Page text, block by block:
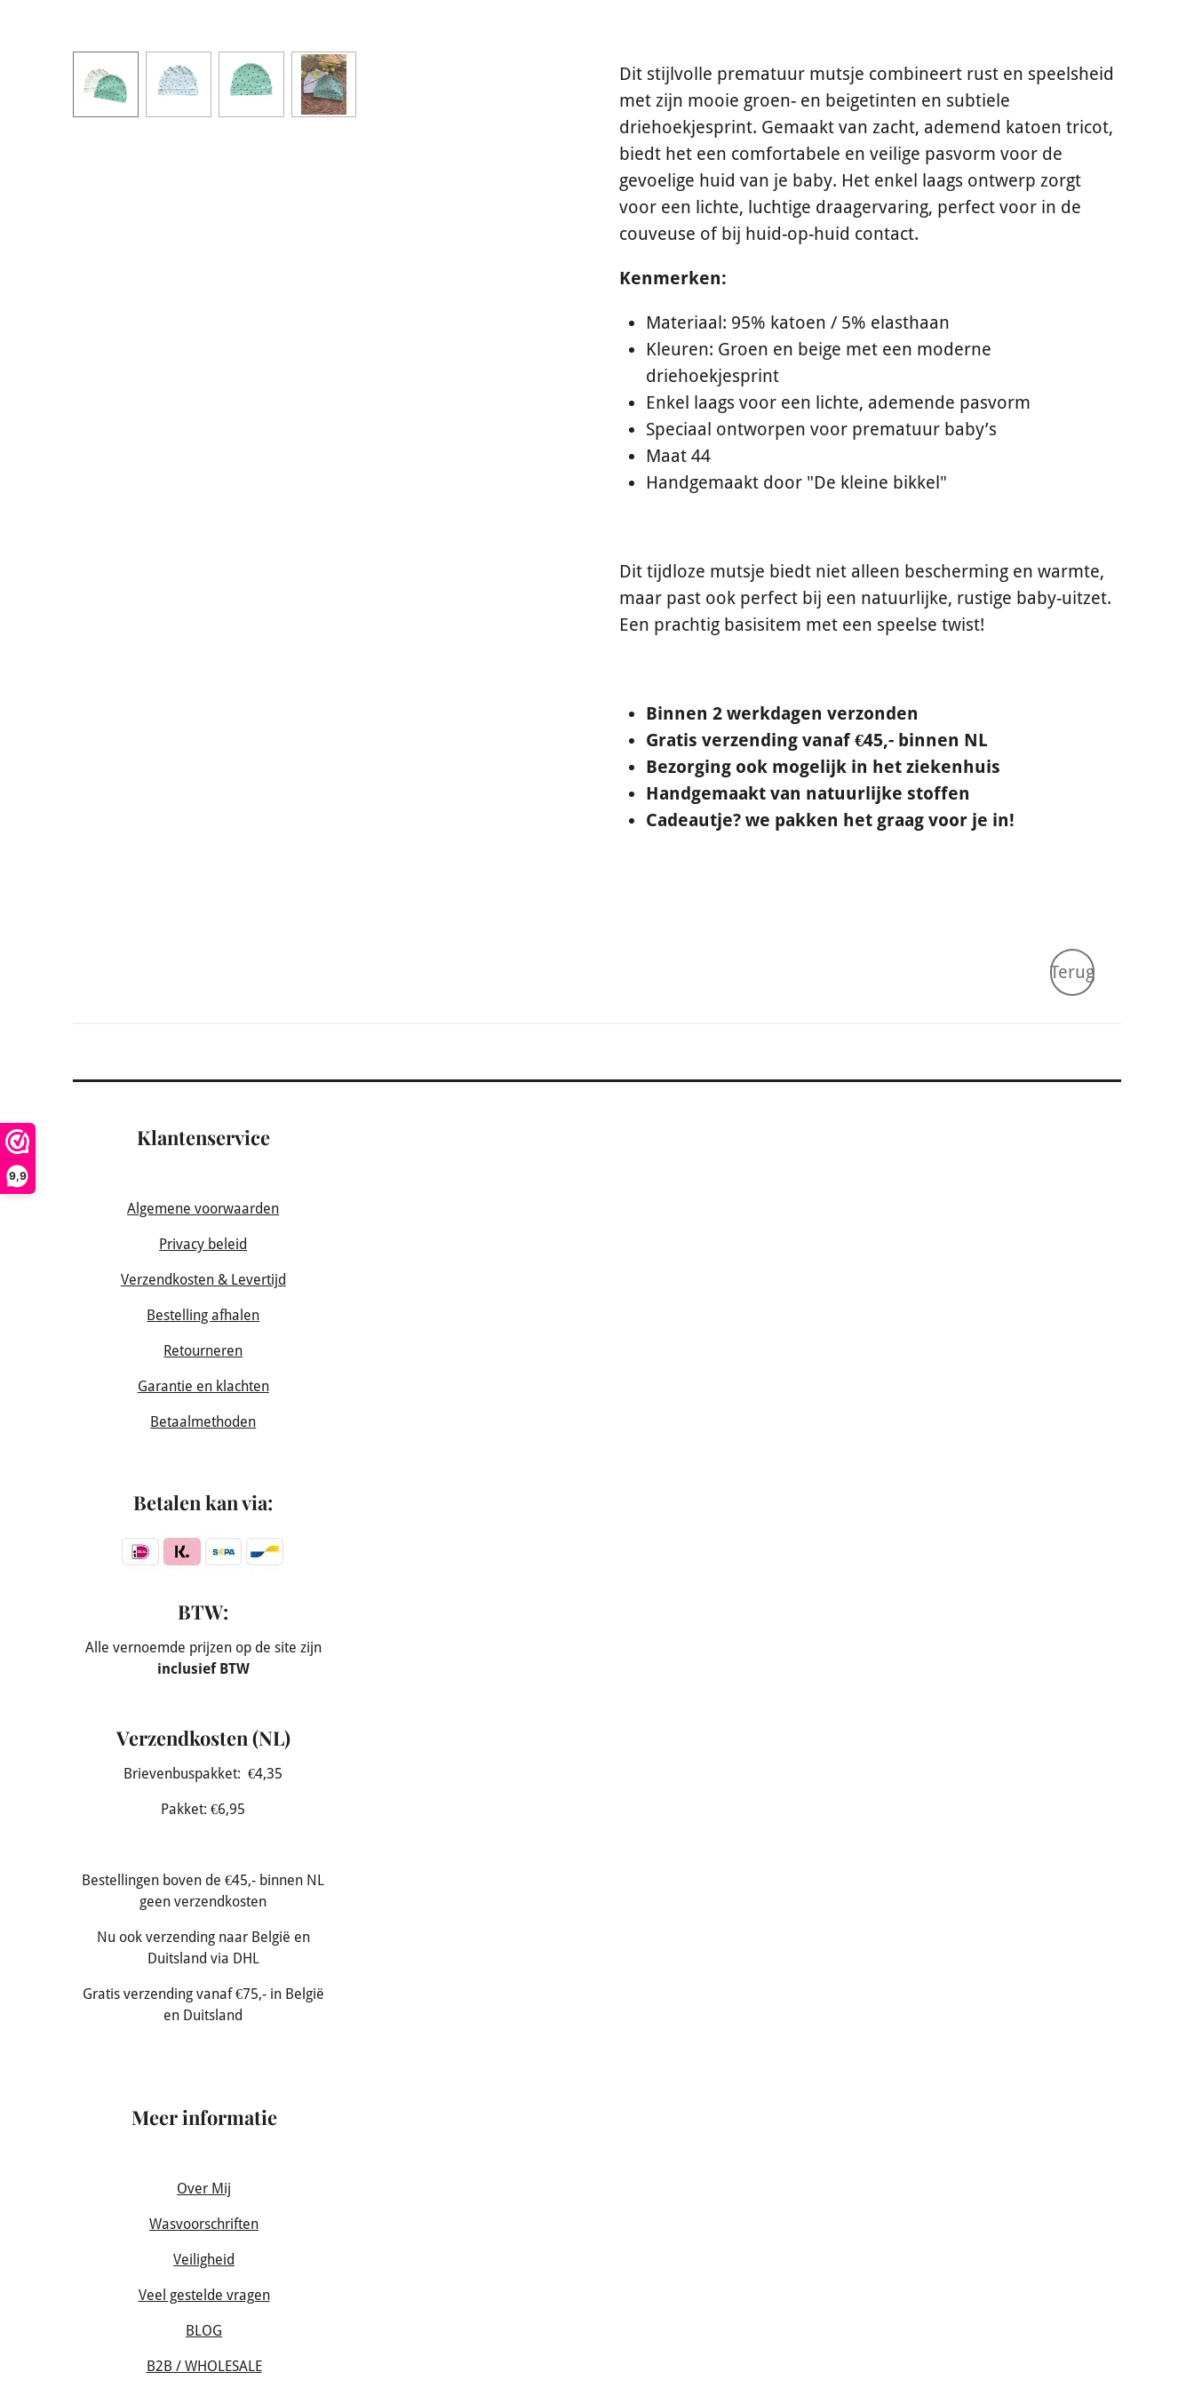
9,9
Dit stijlvolle prematuur mutsje combineert rust en speelsheid
met zijn mooie groen- en beigetinten en subtiele
driehoekjesprint. Gemaakt van zacht, ademend katoen tricot,
biedt het een comfortabele en veilige pasvorm voor de
gevoelige huid van je baby. Het enkel laags ontwerp zorgt
voor een lichte, luchtige draagervaring, perfect voor in de
couveuse of bij huid-op-huid contact.
Kenmerken:
Materiaal: 95% katoen / 5% elasthaan
Kleuren: Groen en beige met een moderne
driehoekjesprint
Enkel laags voor een lichte, ademende pasvorm
Speciaal ontworpen voor prematuur baby’s
Maat 44
Handgemaakt door "De kleine bikkel"
Dit tijdloze mutsje biedt niet alleen bescherming en warmte,
maar past ook perfect bij een natuurlijke, rustige baby-uitzet.
Een prachtig basisitem met een speelse twist!
Binnen 2 werkdagen verzonden
Gratis verzending vanaf €45,- binnen NL
Bezorging ook mogelijk in het ziekenhuis
Handgemaakt van natuurlijke stoffen
Cadeautje? we pakken het graag voor je in!
Terug
Klantenservice
Algemene voorwaarden
Privacy beleid
Verzendkosten & Levertijd
Bestelling afhalen
Retourneren
Garantie en klachten
Betaalmethoden
Betalen kan via:
BTW:
Alle vernoemde prijzen op de site zijn
inclusief BTW
Verzendkosten (NL)
Brievenbuspakket: €4,35
Pakket: €6,95
Bestellingen boven de €45,- binnen NL
geen verzendkosten
Nu ook verzending naar België en
Duitsland via DHL
Gratis verzending vanaf €75,- in België
en Duitsland
Meer informatie
Over Mij
Wasvoorschriften
Veiligheid
Veel gestelde vragen
BLOG
B2B / WHOLESALE